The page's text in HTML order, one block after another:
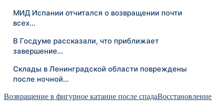
МИД Испании отчитался о возвращении почти
всех…
В Госдуме рассказали, что приближает
завершение…
Склады в Ленинградской области повреждены
после ночной…
Возвращение в фигурное катание после спадаВосстановление